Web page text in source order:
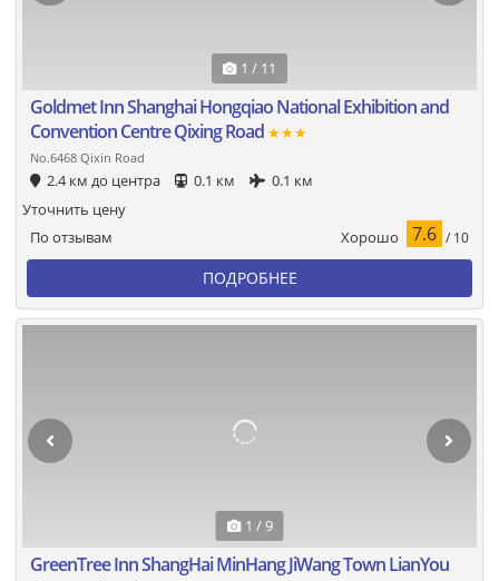
1 / 11
Goldmet Inn Shanghai Hongqiao National Exhibition and
Convention Centre Qixing Road ★★★
No.6468 Qixin Road
2.4 км до центра 0.1 км 0.1 км
По отзывам Хорошо 7.6 / 10
Уточнить цену
ПОДРОБНЕЕ
1 / 9
GreenTree Inn ShangHai MinHang JiWang Town LianYou